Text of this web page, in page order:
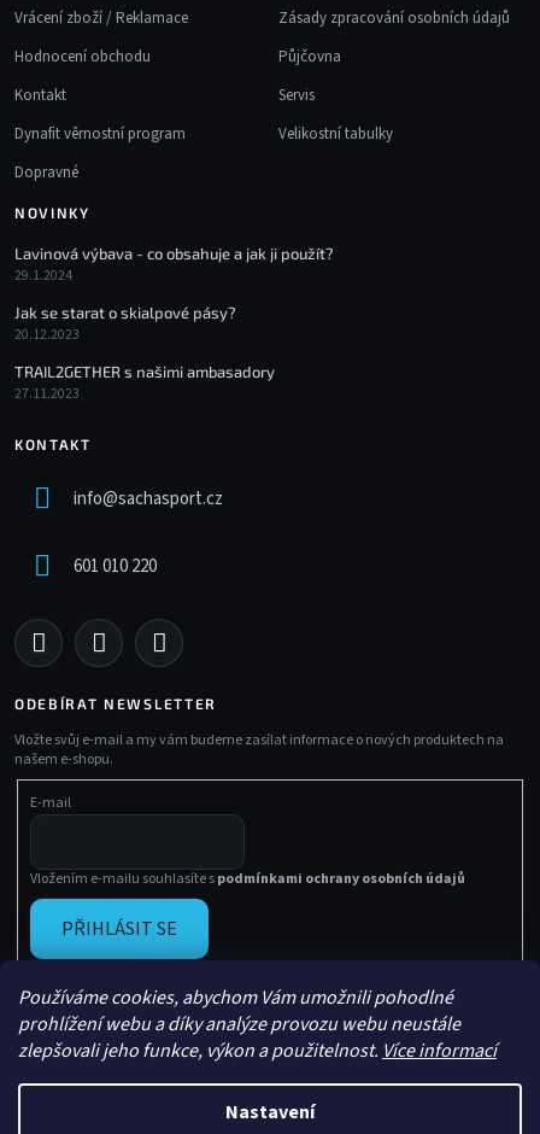
Používáme cookies, abychom Vám umožnili pohodlné
prohlížení webu a díky analýze provozu webu neustále
zlepšovali jeho funkce, výkon a použitelnost. Více informací
Nastavení
Vrácení zboží / Reklamace
Hodnocení obchodu
Kontakt
Dynafit věrnostní program
Dopravné
Zásady zpracování osobních údajů
Půjčovna
Servis
Velikostní tabulky
NOVINKY
Lavinová výbava - co obsahuje a jak ji použít?
29.1.2024
Jak se starat o skialpové pásy?
20.12.2023
TRAIL2GETHER s našimi ambasadory
27.11.2023
KONTAKT
info@sachasport.cz
601 010 220
ODEBÍRAT NEWSLETTER
Vložte svůj e-mail a my vám budeme zasílat informace o nových produktech na
našem e-shopu.
E-mail
Vložením e-mailu souhlasíte spodmínkami ochrany osobních údajů
PŘIHLÁSIT SE